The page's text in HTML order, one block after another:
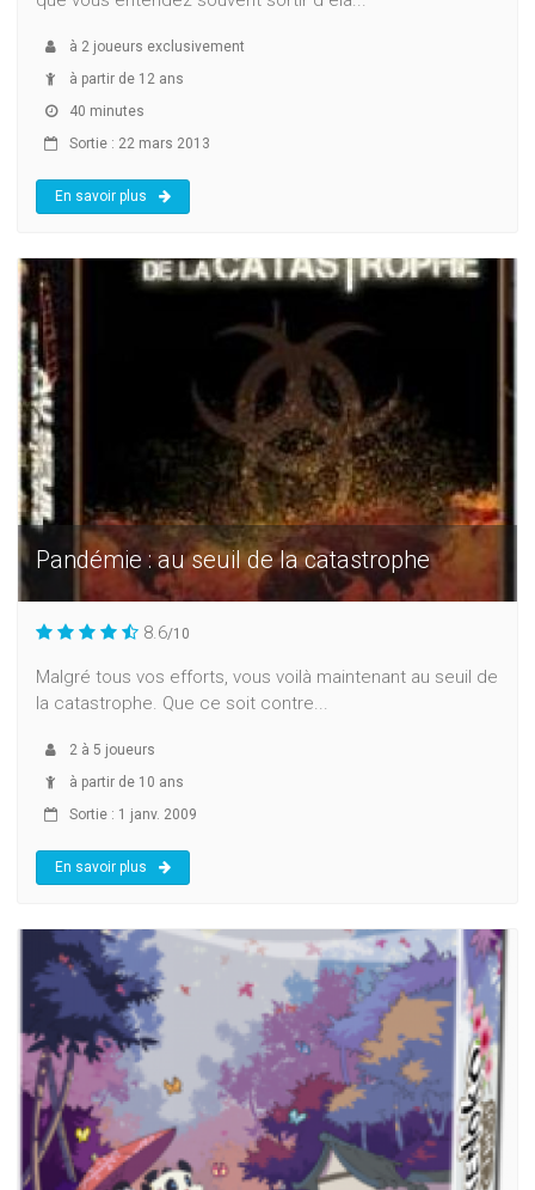
à 2 joueurs exclusivement
à partir de 12 ans
40 minutes
Sortie : 22 mars 2013
En savoir plus
Pandémie : au seuil de la catastrophe
8.6/10
Malgré tous vos efforts, vous voilà maintenant au seuil de
la catastrophe. Que ce soit contre...
2 à 5 joueurs
à partir de 10 ans
Sortie : 1 janv. 2009
En savoir plus